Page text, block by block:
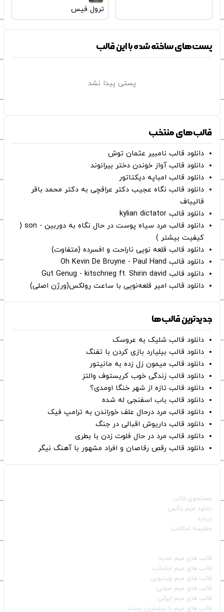
ترول فیس
پست‌های ساخته شده با این قالب
پستی پیدا نشد
قالب‌های منتخب
دانلود قالب نامبیر عثمان ‌توش
دانلود قالب آواز خوندن دختر بیرانوند
دانلود قالب امباپه دیکتاتور
دانلود قالب نگاه عجیب دکتر عراقچی به دکتر محمد باقر
قالیباف
دانلود قالب kylian dictator
دانلود قالب مرد سیاه پوست در حال نگاه به دوربین - son (
کیفیت بیشتر )
دانلود قالب قلعه نویی ناراحت و افسرده (متفاوت)
دانلود قالب Oh Kevin De Bruyne - Paul Hand
دانلود قالب Gut Genug - kitschrieg ft. Shirin david
دانلود قالب امیر قلعه‌نویی با ساعت رولکس(ورژن اصلی)
جدیدترین قالب‌ها
دانلود قالب شلیک به عروسک
دانلود قالب بیلیارد بازی کردن با تفنگ
دانلود قالب میمون زل زده به مانیتور
دانلود قالب زندگی خوب کریستوف والتز
دانلود قالب تازه از شهر خنگا اومدی؟
دانلود قالب باب اسفنجی له شده
دانلود قالب مرد درحال علف خوراندن به ترامپ فیک
دانلود قالب داریوش اقبالی در جنگ
دانلود قالب مرد در حال فلوت زدن با بطری
دانلود قالب رقص رقاصان و افراد مشهور با آهنگ نیگر
جستجوی قالب
دانلود میم باکس
درباره
مقایسه امکانات
قالب‌ های میم جدید
قالب‌ های میم منتخب
قالب‌ های میم ویدیویی
قالب‌ های میم صوتی
قالب‌ های میم ایرانی
قالب‌ های میم با بیشترین پست